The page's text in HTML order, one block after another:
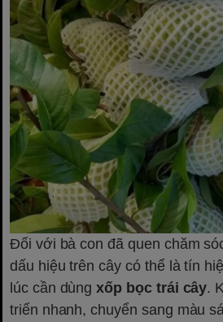
Đối với bà con đã quen chăm
dấu hiệu trên cây có thể là tín
lúc cần dùngxốp bọc trái cây.
triển nhanh, chuyển sang màu